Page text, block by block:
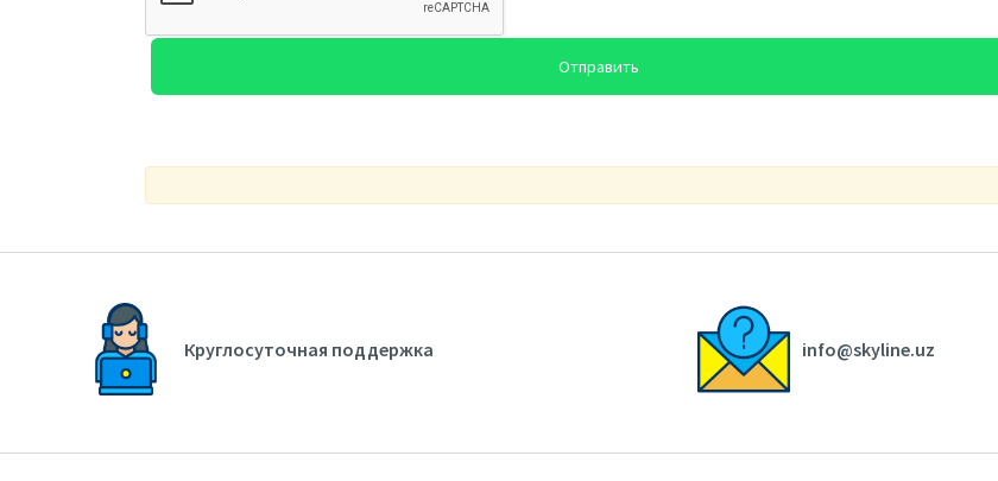
Круглосуточная поддержка info@skyline.uz